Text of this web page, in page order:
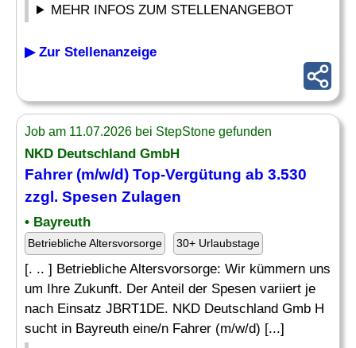
MEHR INFOS ZUM STELLENANGEBOT
▶ Zur Stellenanzeige
Job am 11.07.2026 bei StepStone gefunden
NKD Deutschland GmbH
Fahrer (m/w/d) Top-Vergütung ab 3.530
zzgl. Spesen Zulagen
• Bayreuth
Betriebliche Altersvorsorge 30+ Urlaubstage
[. .. ] Betriebliche Altersvorsorge: Wir kümmern uns
um Ihre Zukunft. Der Anteil der Spesen variiert je
nach Einsatz JBRT1DE. NKD Deutschland Gmb H
sucht in Bayreuth eine/n Fahrer (m/w/d) [...]